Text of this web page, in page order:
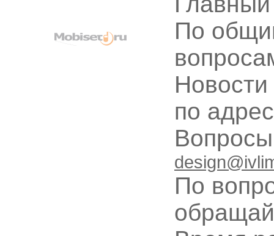
По
по
По